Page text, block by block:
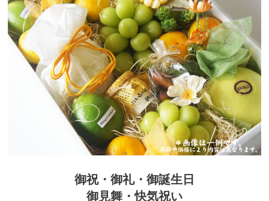
御祝・御礼・御誕生日
御見舞・快気祝い